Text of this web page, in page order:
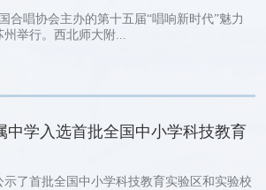
合唱协会主办的第十五届“唱响新时代”魅力
举行。西北师大附...
中学入选首批全国中小学科技教育
了首批全国中小学科技教育实验区和实验校